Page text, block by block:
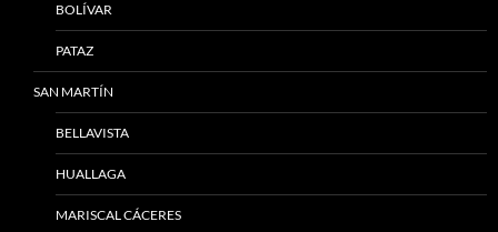
BOLÍVAR
PATAZ
SAN MARTÍN
BELLAVISTA
HUALLAGA
MARISCAL CÁCERES